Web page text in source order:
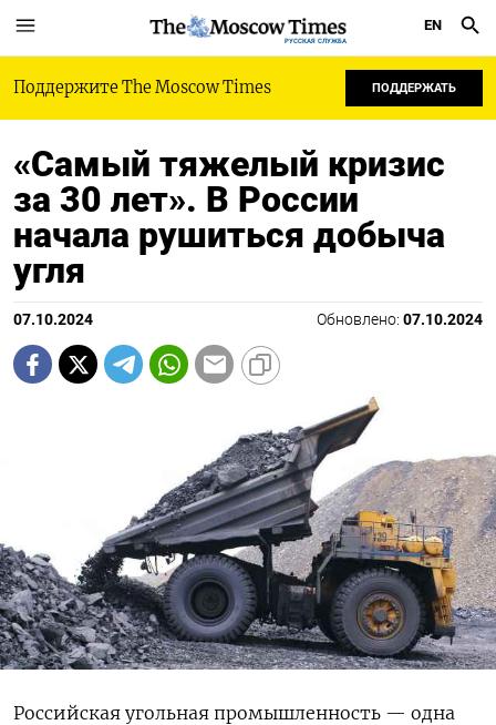
РУССКАЯ СЛУЖБА
EN
Поддержите The Moscow Times ПОДДЕРЖАТЬ
«Самый тяжелый кризис
за 30 лет». В России
начала рушиться добыча
угля
07.10.2024 Обновлено: 07.10.2024
Российская угольная промышленность — одна